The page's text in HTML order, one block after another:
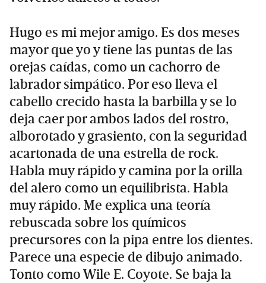
Hugo es mi mejor amigo. Es dos meses
mayor que yo y tiene las puntas de las
orejas caídas, como un cachorro de
labrador simpático. Por eso lleva el
cabello crecido hasta la barbilla y se lo
deja caer por ambos lados del rostro,
alborotado y grasiento, con la seguridad
acartonada de una estrella de rock.
Habla muy rápido y camina por la orilla
del alero como un equilibrista. Habla
muy rápido. Me explica una teoría
rebuscada sobre los químicos
precursores con la pipa entre los dientes.
Parece una especie de dibujo animado.
Tonto como Wile E. Coyote. Se baja la